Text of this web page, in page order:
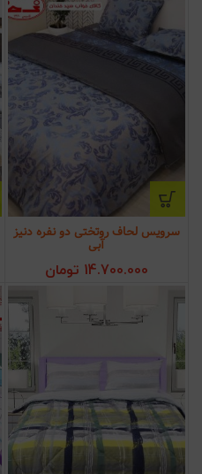
سرویس لحاف روتختی دو نفره دنیز
آبی
14.700.000 تومان